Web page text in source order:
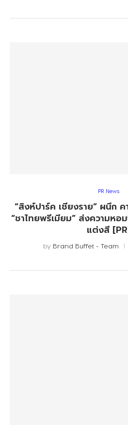
PR News
“สิงห์ปาร์ค เชียงราย” ผนึก
“ชาไทยพรีเมียม” ส่งความหอ
แต่งสี
by Brand Buffet - Team